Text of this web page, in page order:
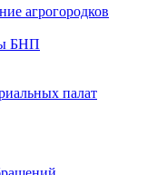
агрогородков
БНП
палат